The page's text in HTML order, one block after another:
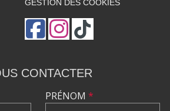
GESTION DES COOKIES
CONTACTER
PRÉNOM *